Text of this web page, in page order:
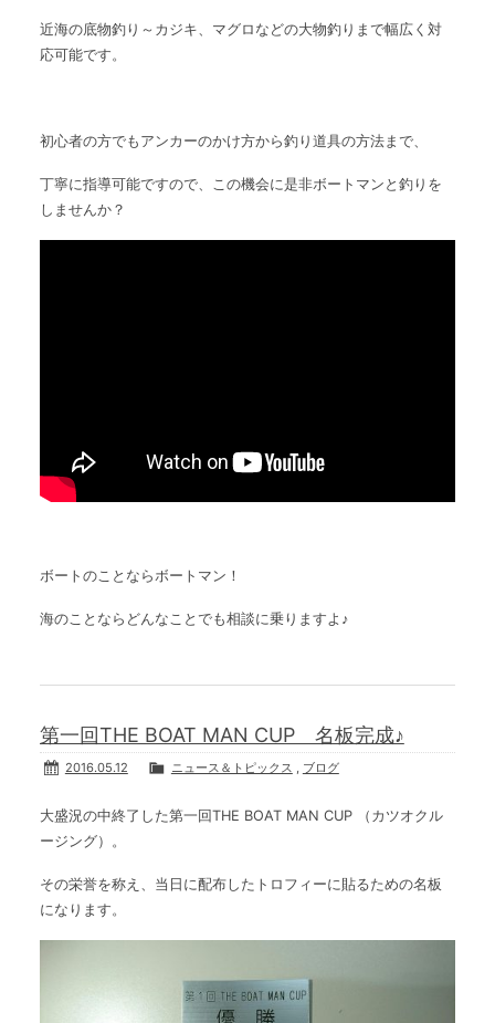
近海の底物釣り～カジキ、マグロなどの大物釣りまで幅広く対
応可能です。
初心者の方でもアンカーのかけ方から釣り道具の方法まで、
丁寧に指導可能ですので、この機会に是非ボートマンと釣りを
しませんか？
ボートのことならボートマン！
海のことならどんなことでも相談に乗りますよ♪
第一回THE BOAT MAN CUP 名板完成♪
2016.05.12 ニュース＆トピックス ブログ
大盛況の中終了した第一回THE BOAT MAN CUP （カツオクル
ージング）。
その栄誉を称え、当日に配布したトロフィーに貼るための名板
になります。